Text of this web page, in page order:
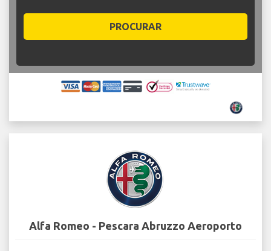
PROCURAR
Alfa Romeo - Pescara Abruzzo Aeroporto